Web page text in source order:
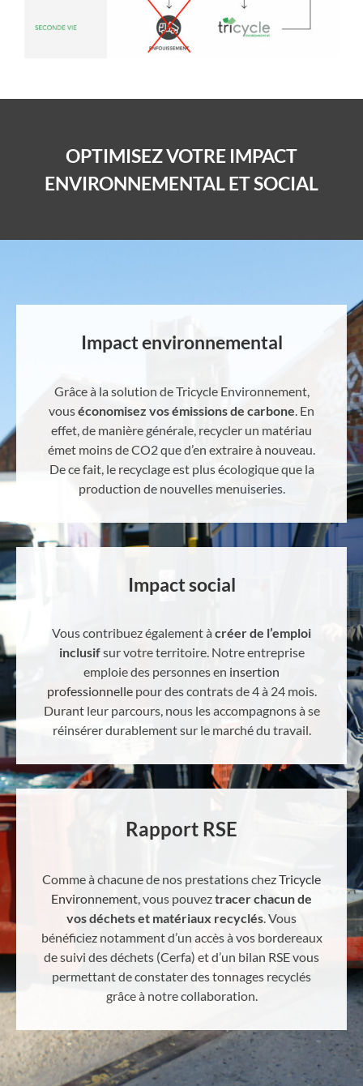
OPTIMISEZ VOTRE IMPACT
ENVIRONNEMENTAL ET SOCIAL
Impact environnemental
Grâce à la solution de Tricycle Environnement,
vouséconomisez vos émissions de carbone . En
effet, de manière générale, recycler un matériau
émet moins de CO2 que d’en extraire à nouveau.
De ce fait, le recyclage est plus écologique que la
production de nouvelles menuiseries.
Impact social
Vous contribuez également àcréer de l’emploi
inclusifsur votre territoire. Notre entreprise
emploie des personnes en insertion
professionnellepour des contrats de 4 à 24 mois.
Durant leur parcours, nous les accompagnons à se
réinsérer durablement sur le marché du travail.
Rapport RSE
Comme à chacune de nos prestations chezTricycle
Environnement , vous pouveztracer chacun de
vos déchets et matériaux recyclés . Vous
bénéficiez notamment d’un accès à vos bordereaux
de suivi des déchets (Cerfa) et d’un bilan RSE vous
permettant de constater des tonnages recyclés
grâce à notre collaboration.